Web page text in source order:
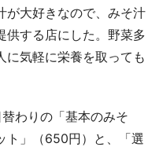
が大好きなので、みそ汁
供する店にした。野菜多
に気軽に栄養を取っても
わりの「基本のみそ
ト」（650円）と、「選